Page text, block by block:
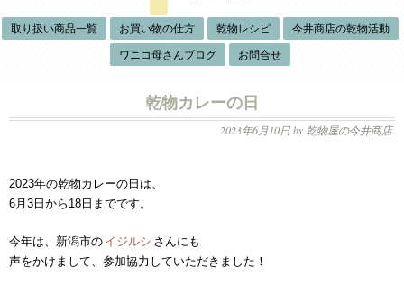
取り扱い商品一覧 お買い物の仕方 乾物レシピ 今井商店の乾物活動
ワニコ母さんブログ お問合せ
乾物カレーの日
2023年6月10日by 乾物屋の今井商店
2023年の乾物カレーの日は、
6月3日から18日までです。
今年は、新潟市の イジルシ さんにも
声をかけまして、参加協力していただきました！